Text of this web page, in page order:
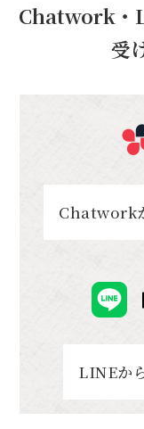
Chatwork・
受
Chatwork
LINEか